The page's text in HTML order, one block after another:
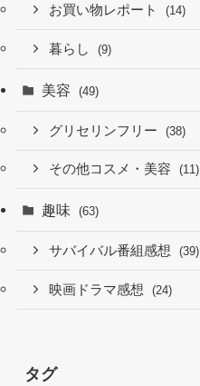
お買い物レポート (14)
暮らし (9)
美容 (49)
グリセリンフリー (38)
その他コスメ・美容 (11)
趣味 (63)
サバイバル番組感想 (39)
映画ドラマ感想 (24)
タグ